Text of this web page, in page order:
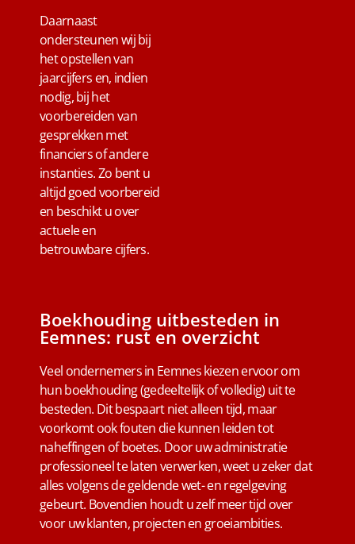
Daarnaast
ondersteunen wij bij
het opstellen van
jaarcijfers en, indien
nodig, bij het
voorbereiden van
gesprekken met
financiers of andere
instanties. Zo bent u
altijd goed voorbereid
en beschikt u over
actuele en
betrouwbare cijfers.
Boekhouding uitbesteden in
Eemnes: rust en overzicht
Veel ondernemers in Eemnes kiezen ervoor om
hun boekhouding (gedeeltelijk of volledig) uit te
besteden. Dit bespaart niet alleen tijd, maar
voorkomt ook fouten die kunnen leiden tot
naheffingen of boetes. Door uw administratie
professioneel te laten verwerken, weet u zeker dat
alles volgens de geldende wet- en regelgeving
gebeurt. Bovendien houdt u zelf meer tijd over
voor uw klanten, projecten en groeiambities.